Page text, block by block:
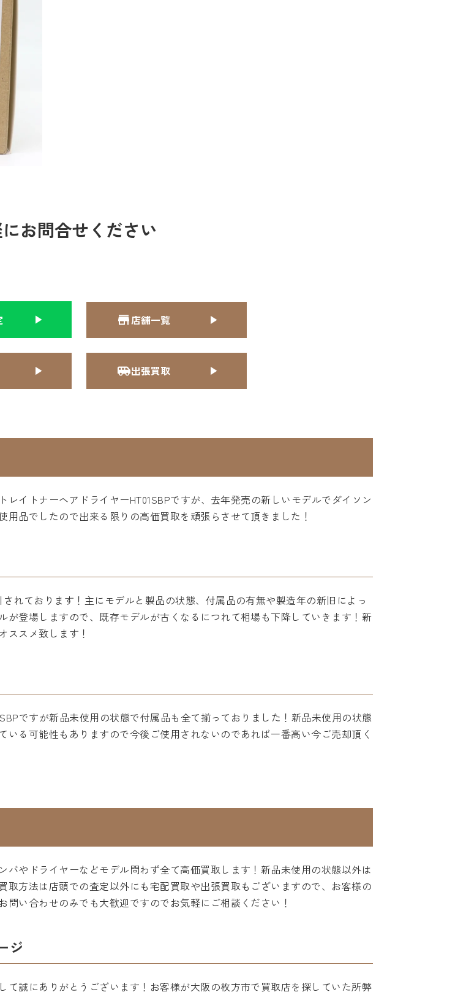
お問合せください
店舗一覧
出張買取
イトナーヘアドライヤーHT01SBPですが、去年発売の新しいモデルでダイソン
品でしたので出来る限りの高価買取を頑張らさせて頂きました！
れております！主にモデルと製品の状態、付属品の有無や製造年の新旧によっ
が登場しますので、既存モデルが古くなるにつれて相場も下降していきます！新
ススメ致します！
ですが新品未使用の状態で付属品も全て揃っておりました！新品未使用の状態
る可能性もありますので今後ご使用されないのであれば一番高い今ご売却頂く
やドライヤーなどモデル問わず全て高価買取します！新品未使用の状態以外は
方法は店頭での査定以外にも宅配買取や出張買取もございますので、お客様の
い合わせのみでも大歓迎ですのでお気軽にご相談ください！
ジ
て誠にありがとうございます！お客様が大阪の枚方市で買取店を探していた所弊